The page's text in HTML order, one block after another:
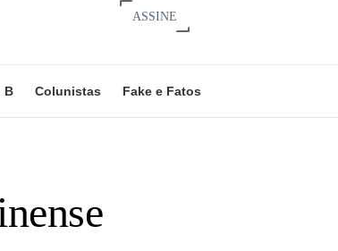
ASSINE
B Colunistas Fake e Fatos